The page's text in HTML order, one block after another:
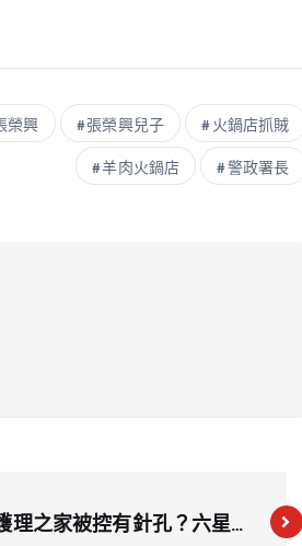
榮興 張榮興兒子 火鍋店抓賊
羊肉火鍋店 警政署長
理之家被控有針孔？六星級